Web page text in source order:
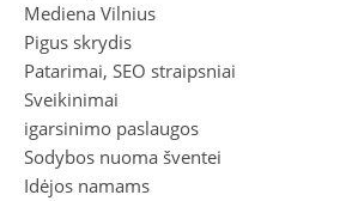
Mediena Vilnius
Pigus skrydis
Patarimai, SEO straipsniai
Sveikinimai
igarsinimo paslaugos
Sodybos nuoma šventei
Idėjos namams